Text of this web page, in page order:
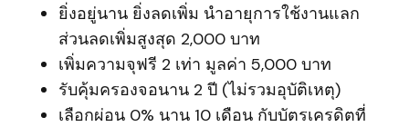
ยิ่งอยู่นาน ยิ่งลดเพิ่ม นำอายุการใช้งานแลก
ส่วนลดเพิ่มสูงสุด 2,000 บาท
เพิ่มความจุฟรี 2 เท่า มูลค่า 5,000 บาท
รับคุ้มครองจอนาน 2 ปี (ไม่รวมอุบัติเหตุ)
เลือกผ่อน 0% นาน 10 เดือน กับบัตรเครดิตที่